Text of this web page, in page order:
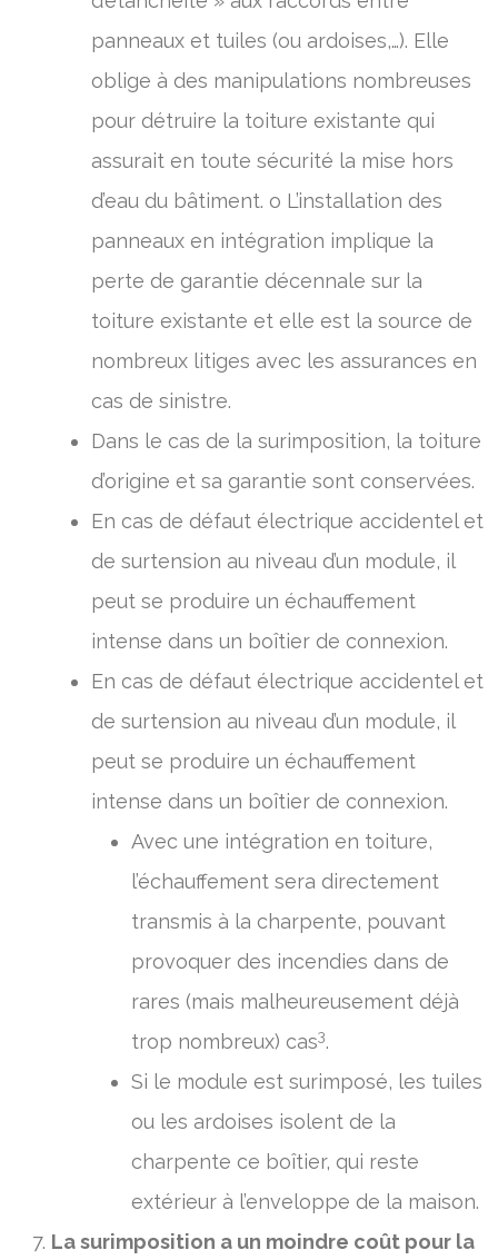
panneaux et tuiles (ou ardoises,…). Elle
oblige à des manipulations nombreuses
pour détruire la toiture existante qui
assurait en toute sécurité la mise hors
d’eau du bâtiment. o L’installation des
panneaux en intégration implique la
perte de garantie décennale sur la
toiture existante et elle est la source de
nombreux litiges avec les assurances en
cas de sinistre.
Dans le cas de la surimposition, la toiture
d’origine et sa garantie sont conservées.
En cas de défaut électrique accidentel et
de surtension au niveau d’un module, il
peut se produire un échauffement
intense dans un boîtier de connexion.
En cas de défaut électrique accidentel et
de surtension au niveau d’un module, il
peut se produire un échauffement
intense dans un boîtier de connexion.
Avec une intégration en toiture,
l’échauffement sera directement
transmis à la charpente, pouvant
provoquer des incendies dans de
rares (mais malheureusement déjà
trop nombreux) cas3.
Si le module est surimposé, les tuiles
ou les ardoises isolent de la
charpente ce boîtier, qui reste
extérieur à l’enveloppe de la maison.
La surimposition a un moindre coût pour la